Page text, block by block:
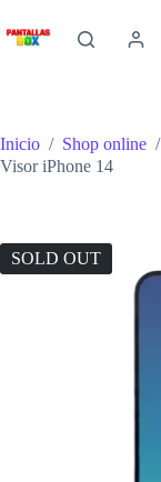
al
contenido
Inicio / Shop online /
Visor iPhone 14
SOLD OUT